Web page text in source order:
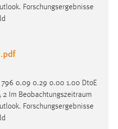
Forschungsergebnisse
796 0.09 0.29 0.00 1.00 DtoE
2 Im Beobachtungszeitraum
Forschungsergebnisse